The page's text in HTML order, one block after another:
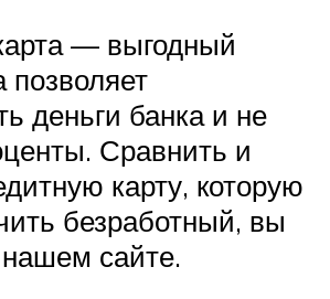
— выгодный
позволяет
деньги банка и не
Сравнить и
карту, которую
безработный, вы
сайте.